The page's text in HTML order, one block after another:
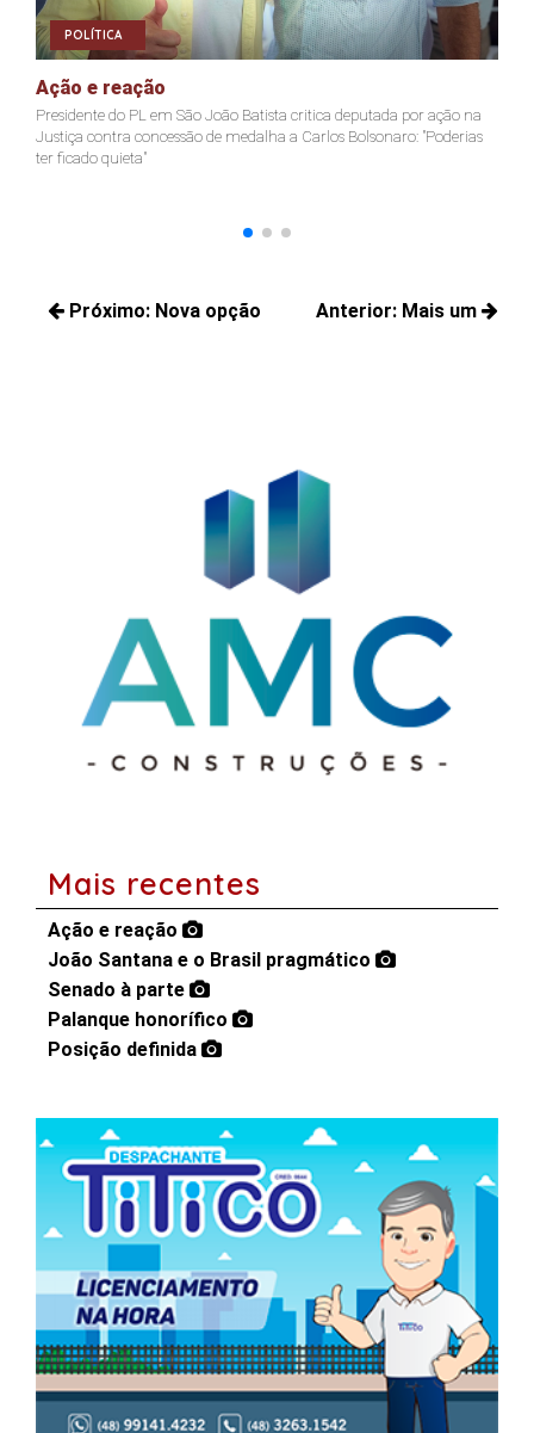
POLÍTICA
Ação e reação
Presidente do PL em São João Batista critica deputada por ação na
Justiça contra concessão de medalha a Carlos Bolsonaro: "Poderias
ter ficado quieta"
Navegação
Anterior: Mais um
Próximo: Nova opção
Mais recentes
Ação e reação
João Santana e o Brasil pragmático
Senado à parte
Palanque honorífico
Posição definida